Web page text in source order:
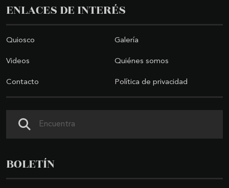
ENLACES DE INTERÉS
Quiosco Galería
Videos Quiénes somos
Contacto Política de privacidad
BOLETÍN